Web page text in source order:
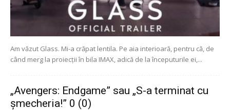
Am văzut Glass. Mi-a crăpat lentila. Pe aia interioară, pentru că, de
când merg la proiecții în bila IMAX, adică de la începuturile ei,...
„Avengers: Endgame” sau „S-a terminat cu
șmecheria!” 0 (0)